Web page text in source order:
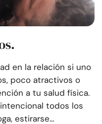
en la relación si uno
poco atractivos o
a tu salud física.
todos los
estirarse…